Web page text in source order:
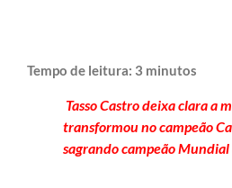
Tempo de leitura: 3 minutos
Tasso Castro deixa clara a
transformou no campeão
sagrando campeão